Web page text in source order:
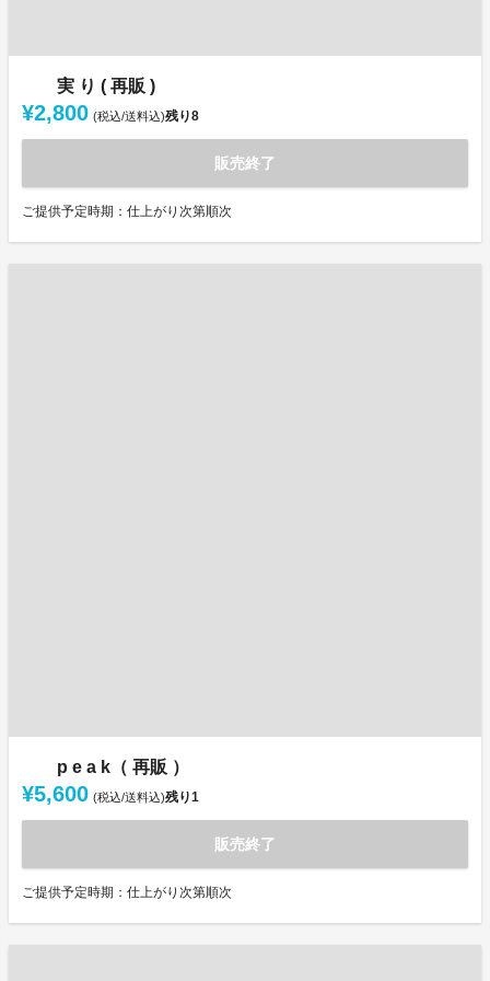
実 り ( 再販 )
¥2,800 (税込/送料込)残り8
販売終了
ご提供予定時期：仕上がり次第順次
p e a k（ 再販 ）
¥5,600 (税込/送料込)残り1
販売終了
ご提供予定時期：仕上がり次第順次